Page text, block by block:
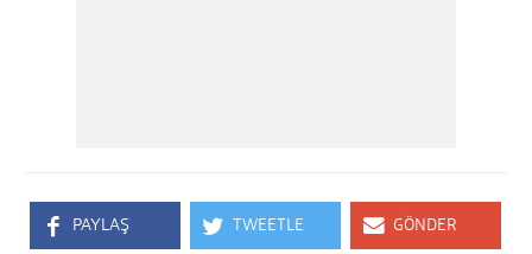
PAYLAŞ TWEETLE GÖNDER